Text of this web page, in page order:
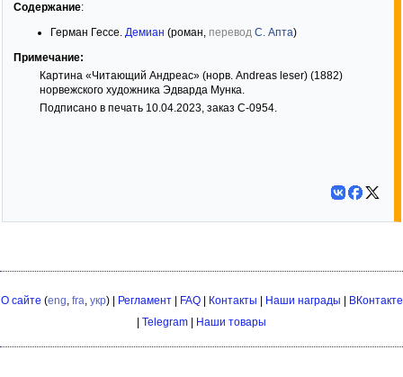
Содержание:
Герман Гессе. Демиан (роман, перевод С. Апта)
Примечание:
Картина «Читающий Андреас» (норв. Andreas leser) (1882)
норвежского художника Эдварда Мунка.
Подписано в печать 10.04.2023, заказ С-0954.
О сайте (eng, fra, укр) | Регламент| FAQ| Контакты Наши награды
ВКонтакте
Telegram Наши товары